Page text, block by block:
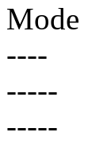
----
-----
-----